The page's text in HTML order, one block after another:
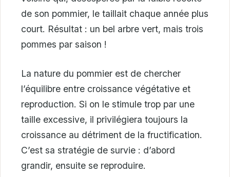
de son pommier, le taillait chaque année plus
court. Résultat : un bel arbre vert, mais trois
pommes par saison !
La nature du pommier est de chercher
l’équilibre entre croissance végétative et
reproduction. Si on le stimule trop par une
taille excessive, il privilégiera toujours la
croissance au détriment de la fructification.
C’est sa stratégie de survie : d’abord
grandir, ensuite se reproduire.